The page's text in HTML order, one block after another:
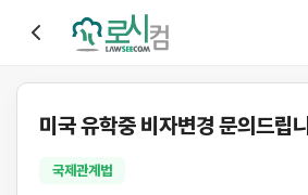
미국 유학중 비자변경 문의드립
국제관계법